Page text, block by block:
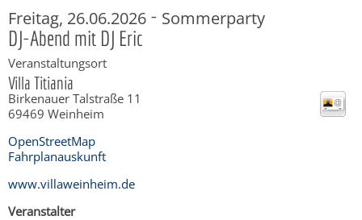
Freitag, 26.06.2026 - Sommerparty
DJ-Abend mit DJ Eric
Veranstaltungsort
Villa Titiania
Birkenauer Talstraße 11
69469 Weinheim
OpenStreetMap
Fahrplanauskunft
www.villaweinheim.de
Veranstalter